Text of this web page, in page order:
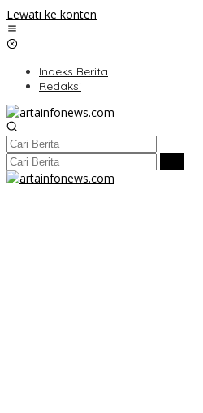
Lewati ke konten
Indeks Berita
Redaksi